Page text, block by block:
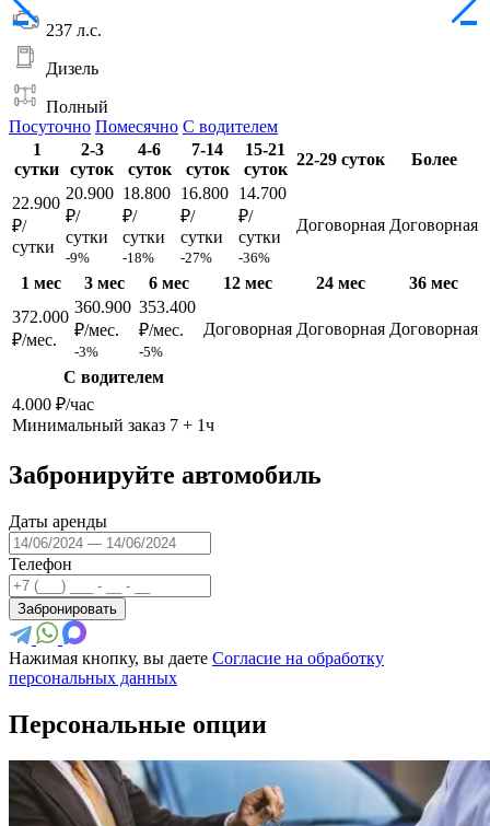
237 л.с.
Дизель
Полный
Посуточно Помесячно С водителем
1
сутки
2-3
суток
4-6
суток
7-14
суток
15-21
суток
22-29 суток Более
22.900
₽/
сутки
20.900
₽/
сутки
-9%
18.800
₽/
сутки
-18%
16.800
₽/
сутки
-27%
14.700
₽/
сутки
-36%
Договорная Договорная
1 мес 3 мес 6 мес 12 мес 24 мес
36 мес
372.000
₽/мес.
360.900
₽/мес.
-3%
353.400
₽/мес.
-5%
Договорная Договорная Договорная
С водителем
4.000 ₽/час
Минимальный заказ 7 + 1ч
Забронируйте автомобиль
Даты аренды
Телефон
Забронировать
Нажимая кнопку, вы даете Согласие на обработку
персональных данных
Персональные опции